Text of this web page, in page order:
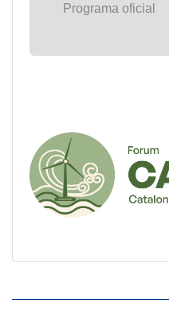
Programa oficial